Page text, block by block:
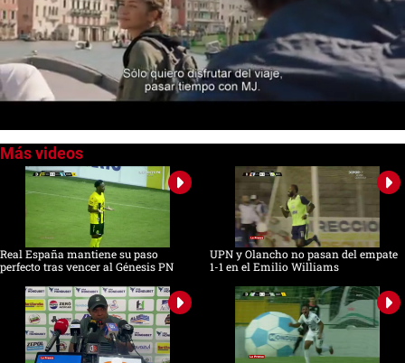
seconds
seconds
Real España mantiene su paso
perfecto tras vencer al Génesis PN
UPN y Olancho no pasan del empate
1-1 en el Emilio Williams